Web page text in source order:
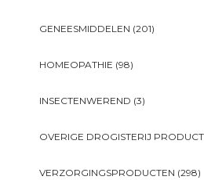
GENEESMIDDELEN (201)
HOMEOPATHIE (98)
INSECTENWEREND (3)
OVERIGE DROGISTERIJ
VERZORGINGSPRODUCTEN (298)